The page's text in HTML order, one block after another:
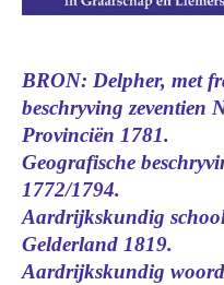
hoofdinhoud
BRON: Delpher, met
beschryving zeventien
Provinciën 1781.
Geografische
1772/1794.
Aardrijkskundig
Gelderland 1819.
Aardrijkskundig